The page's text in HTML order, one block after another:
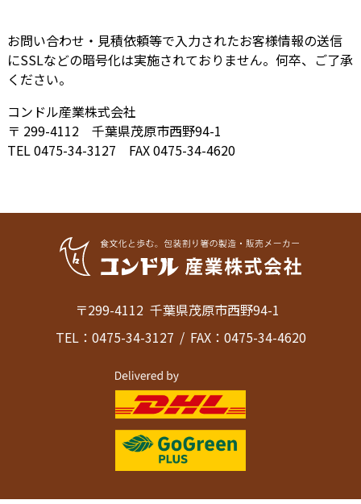
お問い合わせ・見積依頼等で入力されたお客様情報の送信
にSSLなどの暗号化は実施されておりません。何卒、ご了承
ください。
コンドル産業株式会社
〒 299-4112 千葉県茂原市西野94-1
TEL 0475-34-3127 FAX 0475-34-4620
〒299-4112 千葉県茂原市西野94-1
TEL：0475-34-3127
FAX：0475-34-4620